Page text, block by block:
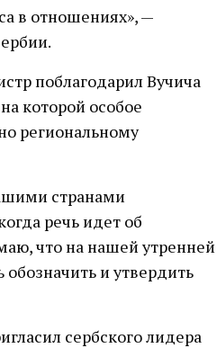
в отношениях», —
поблагодарил Вучича
которой особое
региональному
странами
речь идет об
что на нашей утренней
и утвердить
сербского лидера